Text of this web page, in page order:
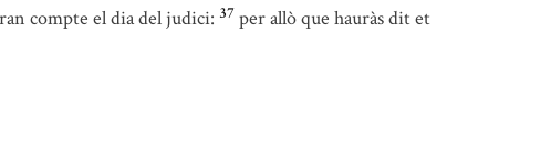
compte el dia del judici: 37 per allò que hauràs dit et